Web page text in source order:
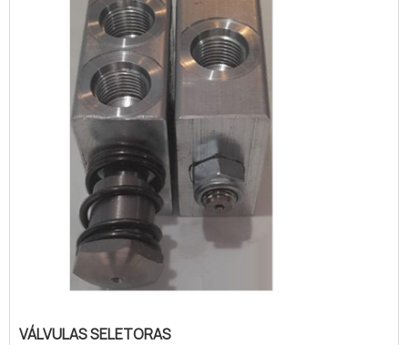
VÁLVULAS SELETORAS